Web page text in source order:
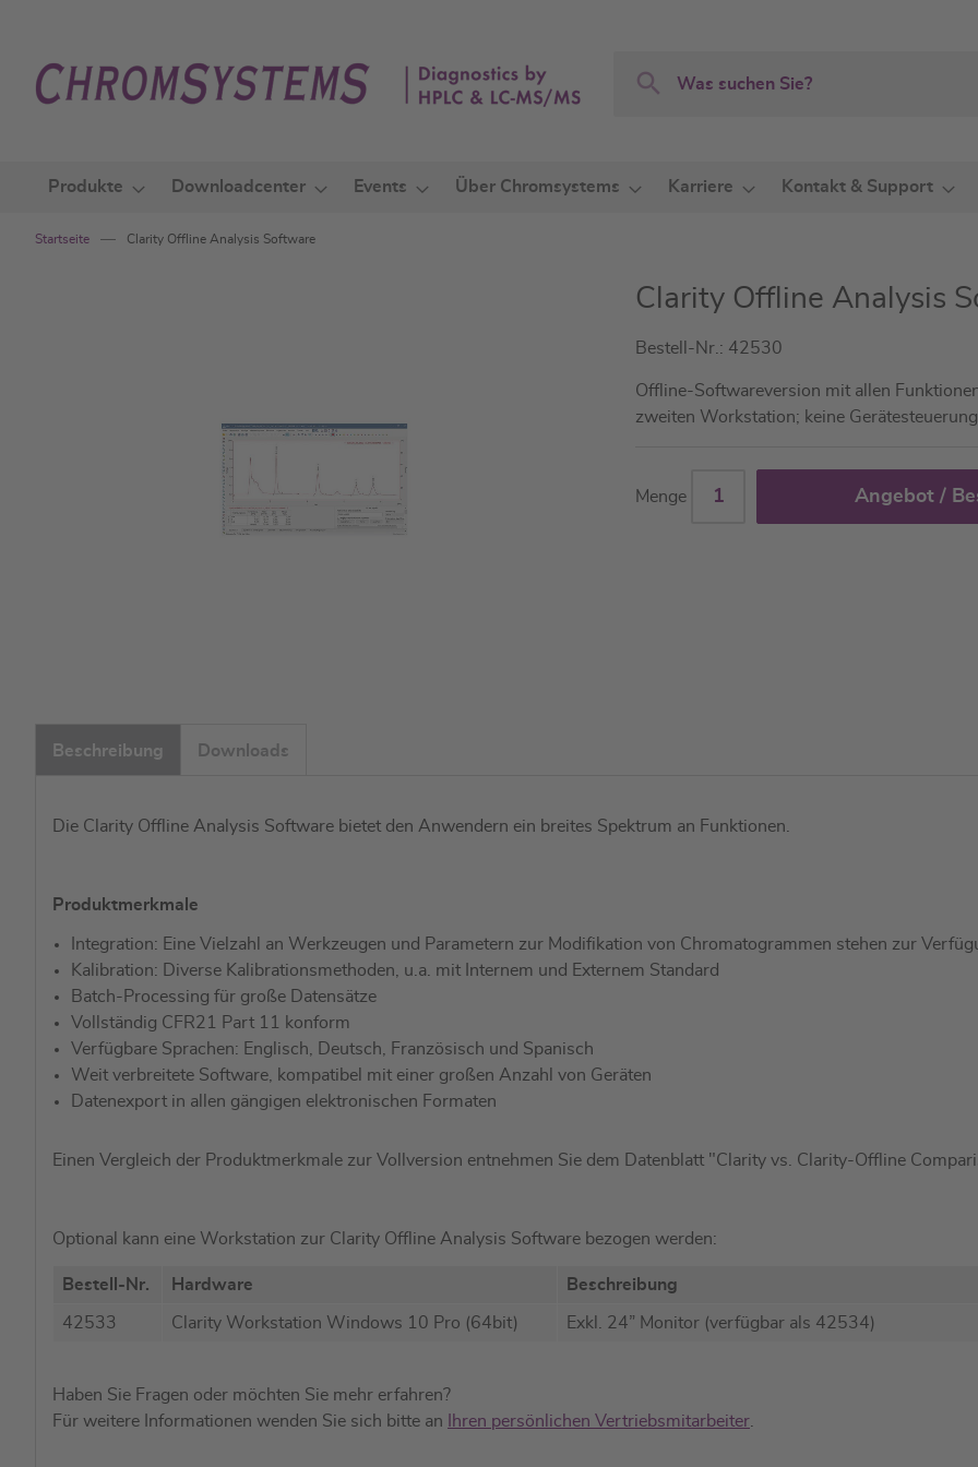
springen
Search
Produkte Downloadcenter Events Über Chromsystems Karriere Kontakt & Support
Startseite Clarity Offline Analysis Software
Anfang
der
Clarity Offline Analysis
Bestell-Nr.: 42530
Offline-Softwareversion mit allen
zweiten Workstation; keine
Menge Angebot /
Beschreibung Downloads
Die Clarity Offline Analysis Software bietet den Anwendern ein breites Spektrum an Funktionen.
Produktmerkmale
Integration: Eine Vielzahl an Werkzeugen und Parametern zur Modifikation von Chromatogrammen stehen zur
Kalibration: Diverse Kalibrationsmethoden, u.a. mit Internem und Externem Standard
Batch-Processing für große Datensätze
Vollständig CFR21 Part 11 konform
Verfügbare Sprachen: Englisch, Deutsch, Französisch und Spanisch
Weit verbreitete Software, kompatibel mit einer großen Anzahl von Geräten
Datenexport in allen gängigen elektronischen Formaten
Einen Vergleich der Produktmerkmale zur Vollversion entnehmen Sie dem Datenblatt "Clarity vs. Clarity-Offline
Optional kann eine Workstation zur Clarity Offline Analysis Software bezogen werden:
Bestell-Nr. Hardware Beschreibung
42533 Clarity Workstation Windows 10 Pro (64bit) Exkl. 24” Monitor (verfügbar als 42534)
Haben Sie Fragen oder möchten Sie mehr erfahren?
Für weitere Informationen wenden Sie sich bitte an
Ihren persönlichen Vertriebsmitarbeiter